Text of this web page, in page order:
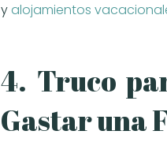
y alojamientos
4. Truco
Gastar una